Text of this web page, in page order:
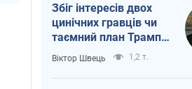
Збіг інтересів двох
цинічних гравців чи
таємний план Трампа
і Путіна?
Віктор Швець 1,2 т.